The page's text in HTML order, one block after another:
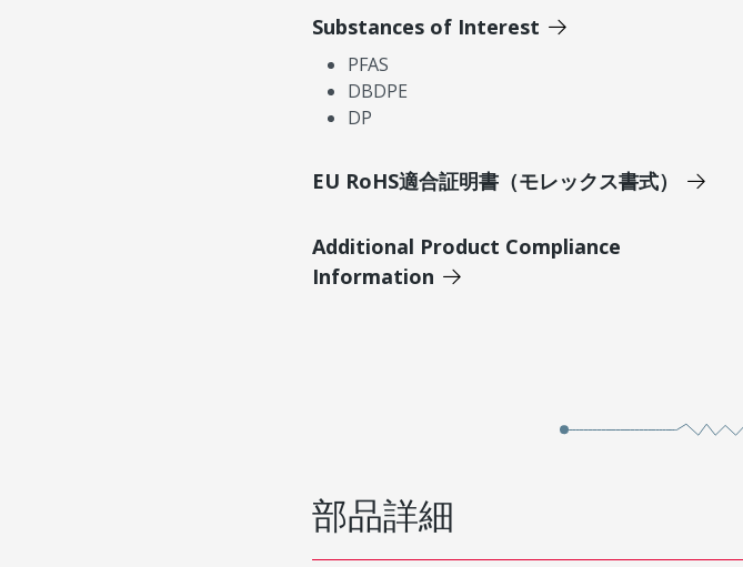
Substances of Interest
PFAS
DBDPE
DP
EU RoHS適合証明書（モレックス書式）
Additional Product Compliance
Information
部品詳細